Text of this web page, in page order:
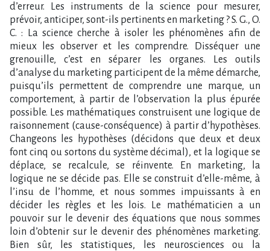
d’erreur. Les instruments de la science pour mesurer,
prévoir, anticiper, sont-ils pertinents en marketing ? S. G., O.
C. : La science cherche à isoler les phénomènes afin de
mieux les observer et les comprendre. Disséquer une
grenouille, c’est en séparer les organes. Les outils
d’analyse du marketing participent de la même démarche,
puisqu’ils permettent de comprendre une marque, un
comportement, à partir de l’observation la plus épurée
possible. Les mathématiques construisent une logique de
raisonnement (cause-conséquence) à partir d’hypothèses.
Changeons les hypothèses (décidons que deux et deux
font cinq ou sortons du système décimal), et la logique se
déplace, se recalcule, se réinvente. En marketing, la
logique ne se décide pas. Elle se construit d’elle-même, à
l’insu de l’homme, et nous sommes impuissants à en
décider les règles et les lois. Le mathématicien a un
pouvoir sur le devenir des équations que nous sommes
loin d’obtenir sur le devenir des phénomènes marketing.
Bien sûr, les statistiques, les neurosciences ou la